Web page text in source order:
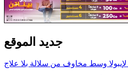
جديد الموقع
وسط مخاوف من سلالة بلا علاج